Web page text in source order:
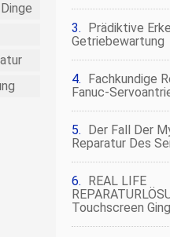
Prädiktive
Getriebewartung
Fachkundige
Fanuc-
Der Fall Der
Reparatur Des
REAL LIFE
Touchscreen